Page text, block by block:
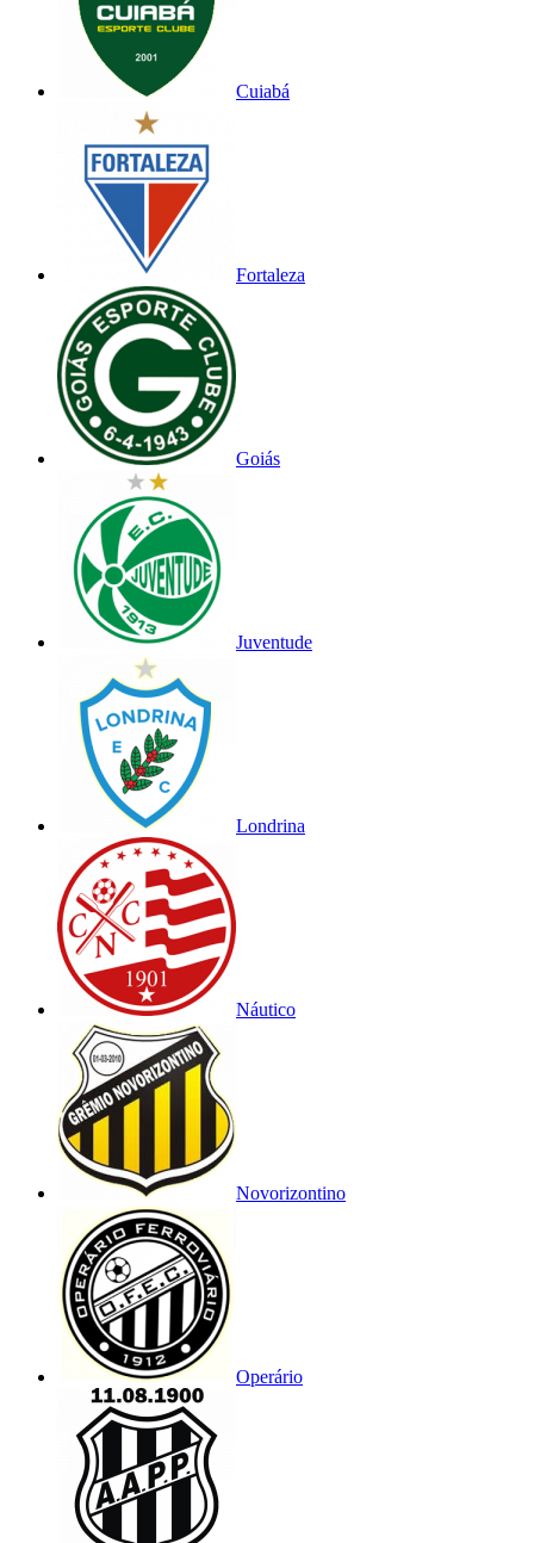
Cuiabá
Fortaleza
Goiás
Juventude
Londrina
Náutico
Novorizontino
Operário